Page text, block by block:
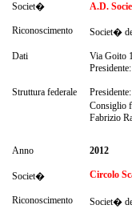
Societ� A.D.
Riconoscimento Societ�
Dati
Via Goito
Presidente:
Struttura federale
Consiglio
Fabrizio
Anno 2012
Societ� Circolo
Riconoscimento Societ�